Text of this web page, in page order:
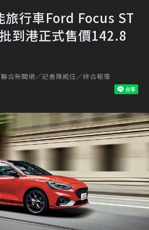
旅行車Ford Focus ST
到港正式售價142.8
聯合新聞網／記者陳威任／綜合報導